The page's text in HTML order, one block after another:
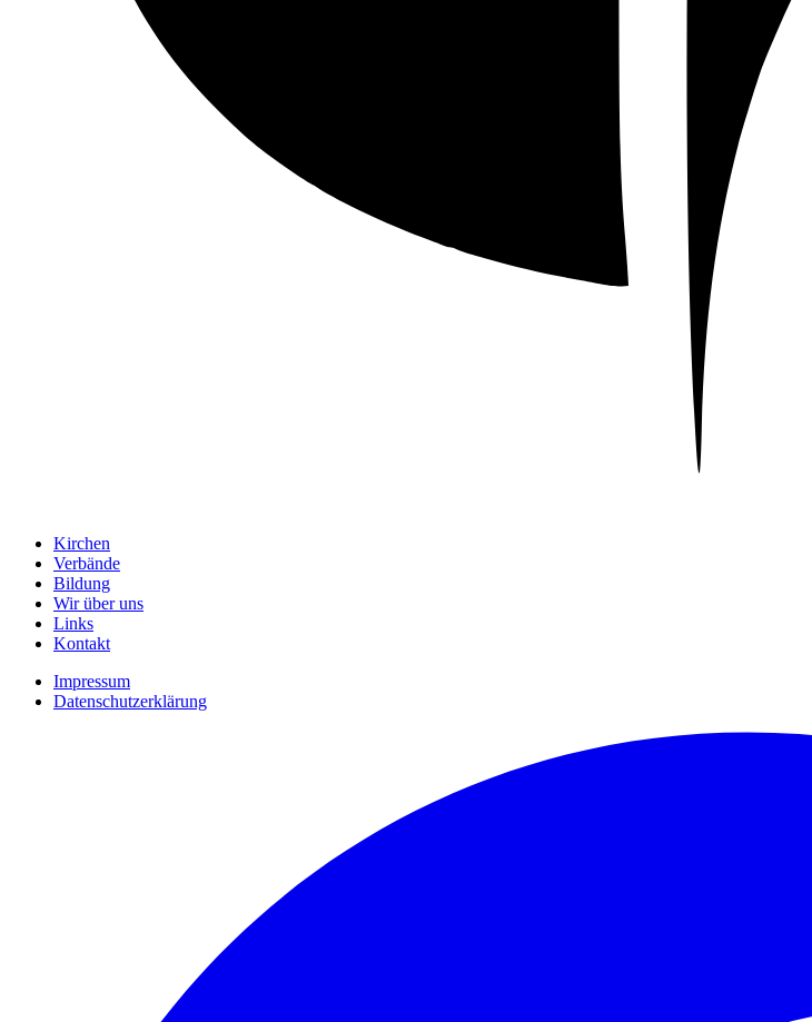
Kirchen
Verbände
Bildung
Wir über uns
Links
Kontakt
Impressum
Datenschutzerklärung